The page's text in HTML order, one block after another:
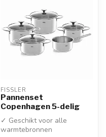
FISSLER
Pannenset
Copenhagen 5-delig
✓ Geschikt voor alle
warmtebronnen